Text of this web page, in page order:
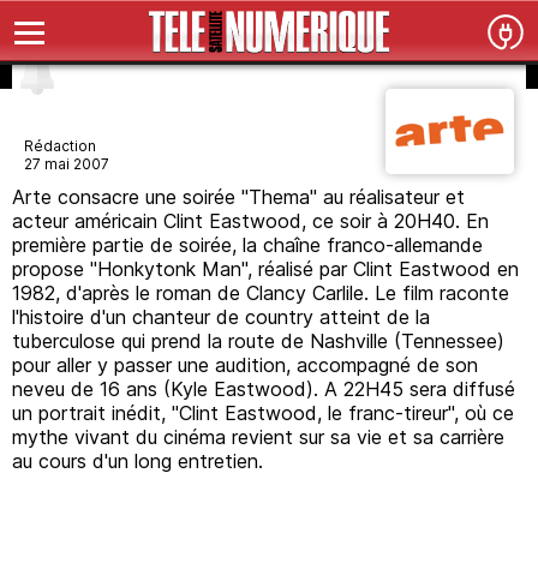
Rédaction
27 mai 2007
Arte consacre une soirée "Thema" au réalisateur et
acteur américain Clint Eastwood, ce soir à 20H40. En
première partie de soirée, la chaîne franco-allemande
propose "Honkytonk Man", réalisé par Clint Eastwood en
1982, d'après le roman de Clancy Carlile. Le film raconte
l'histoire d'un chanteur de country atteint de la
tuberculose qui prend la route de Nashville (Tennessee)
pour aller y passer une audition, accompagné de son
neveu de 16 ans (Kyle Eastwood). A 22H45 sera diffusé
un portrait inédit, "Clint Eastwood, le franc-tireur", où ce
mythe vivant du cinéma revient sur sa vie et sa carrière
au cours d'un long entretien.